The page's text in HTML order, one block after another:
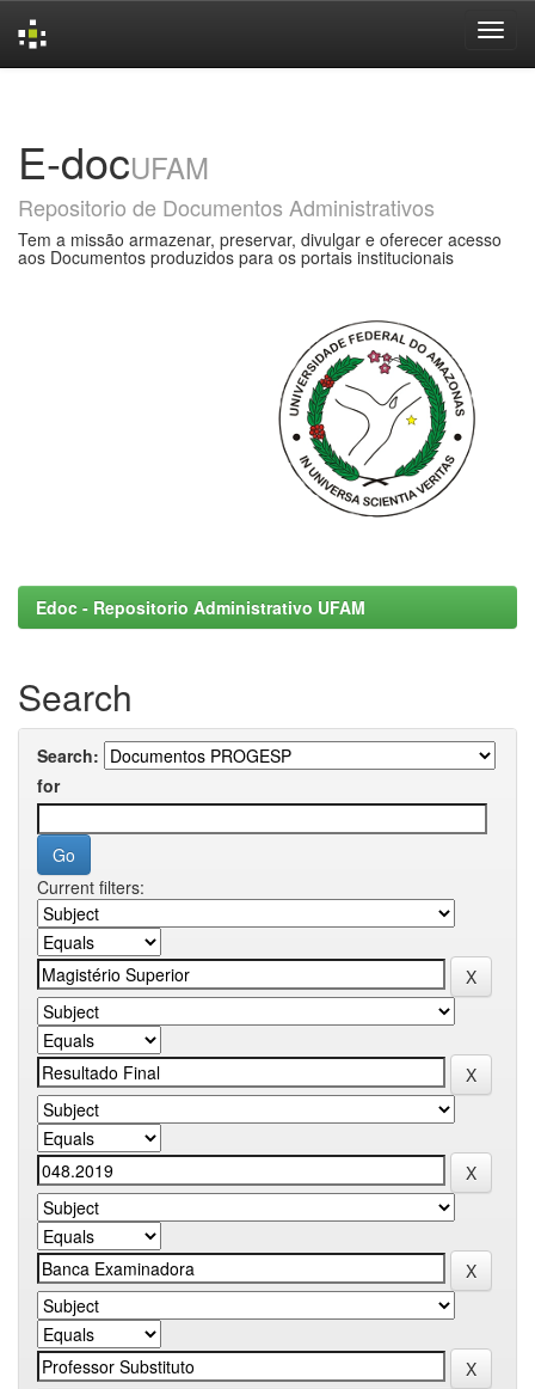
E-docUFAM
Repositorio de Documentos Administrativos
Tem a missão armazenar, preservar, divulgar e oferecer acesso
aos Documentos produzidos para os portais institucionais
Edoc - Repositorio Administrativo UFAM
Search
Search:
for
Current filters: